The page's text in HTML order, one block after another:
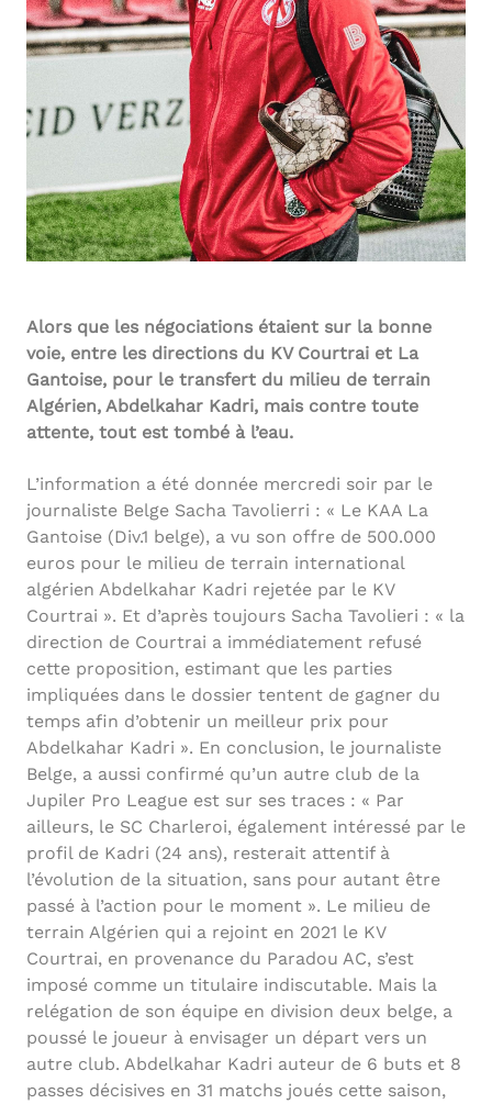
Alors que les négociations étaient sur la bonne
voie, entre les directions du KV Courtrai et La
Gantoise, pour le transfert du milieu de terrain
Algérien, Abdelkahar Kadri, mais contre toute
attente, tout est tombé à l’eau.
L’information a été donnée mercredi soir par le
journaliste Belge Sacha Tavolierri : « Le KAA La
Gantoise (Div.1 belge), a vu son offre de 500.000
euros pour le milieu de terrain international
algérien Abdelkahar Kadri rejetée par le KV
Courtrai ». Et d’après toujours Sacha Tavolieri : « la
direction de Courtrai a immédiatement refusé
cette proposition, estimant que les parties
impliquées dans le dossier tentent de gagner du
temps afin d’obtenir un meilleur prix pour
Abdelkahar Kadri ». En conclusion, le journaliste
Belge, a aussi confirmé qu’un autre club de la
Jupiler Pro League est sur ses traces : « Par
ailleurs, le SC Charleroi, également intéressé par le
profil de Kadri (24 ans), resterait attentif à
l’évolution de la situation, sans pour autant être
passé à l’action pour le moment ». Le milieu de
terrain Algérien qui a rejoint en 2021 le KV
Courtrai, en provenance du Paradou AC, s’est
imposé comme un titulaire indiscutable. Mais la
relégation de son équipe en division deux belge, a
poussé le joueur à envisager un départ vers un
autre club. Abdelkahar Kadri auteur de 6 buts et 8
passes décisives en 31 matchs joués cette saison,